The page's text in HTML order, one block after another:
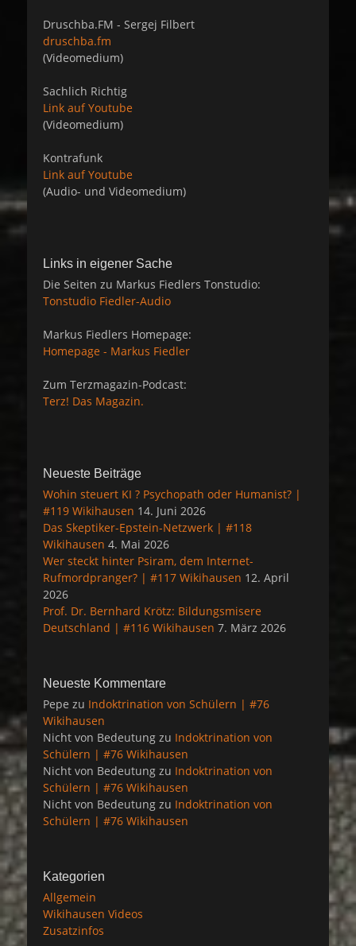
Druschba.FM - Sergej Filbert
druschba.fm
(Videomedium)
Sachlich Richtig
Link auf Youtube
(Videomedium)
Kontrafunk
Link auf Youtube
(Audio- und Videomedium)
Links in eigener Sache
Die Seiten zu Markus Fiedlers Tonstudio:
Tonstudio Fiedler-Audio
Markus Fiedlers Homepage:
Homepage - Markus Fiedler
Zum Terzmagazin-Podcast:
Terz! Das Magazin.
Neueste Beiträge
Wohin steuert KI ? Psychopath oder Humanist? |
#119 Wikihausen 14. Juni 2026
Das Skeptiker-Epstein-Netzwerk | #118
Wikihausen 4. Mai 2026
Wer steckt hinter Psiram, dem Internet-
Rufmordpranger? | #117 Wikihausen 12. April
2026
Prof. Dr. Bernhard Krötz: Bildungsmisere
Deutschland | #116 Wikihausen 7. März 2026
Neueste Kommentare
Pepe zu Indoktrination von Schülern | #76
Wikihausen
Nicht von Bedeutung zu Indoktrination von
Schülern | #76 Wikihausen
Nicht von Bedeutung zu Indoktrination von
Schülern | #76 Wikihausen
Nicht von Bedeutung zu Indoktrination von
Schülern | #76 Wikihausen
Kategorien
Allgemein
Wikihausen Videos
Zusatzinfos